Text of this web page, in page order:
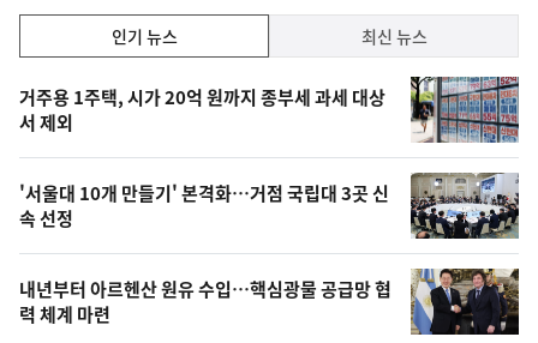
기,
최
신,
오
늘
의
영
상
인기 뉴스 최신 뉴스
기
뉴
스
거주용 1주택, 시가 20억 원까지 종부세 과세 대상
서 제외
'서울대 10개 만들기' 본격화…거점 국립대 3곳 신
속 선정
내년부터 아르헨산 원유 수입…핵심광물 공급망 협
력 체계 마련